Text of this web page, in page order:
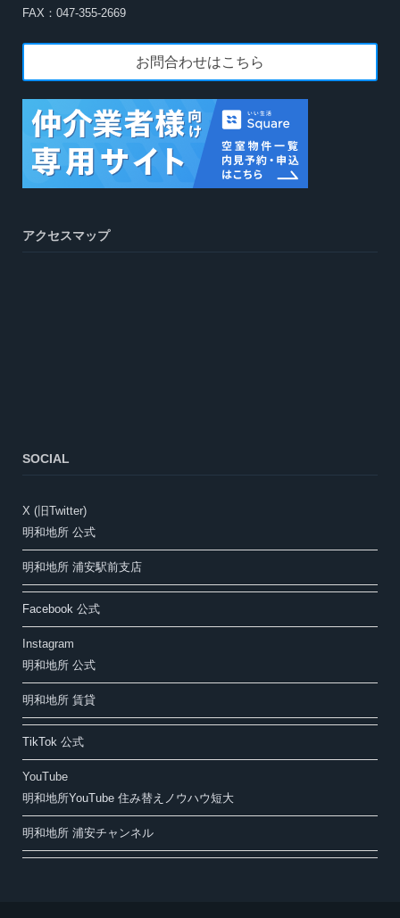
FAX：047-355-2669
お問合わせはこちら
アクセスマップ
SOCIAL
X (旧Twitter)
明和地所 公式
明和地所 浦安駅前支店
Facebook 公式
Instagram
明和地所 公式
明和地所 賃貸
TikTok 公式
YouTube
明和地所YouTube 住み替えノウハウ短大
明和地所 浦安チャンネル